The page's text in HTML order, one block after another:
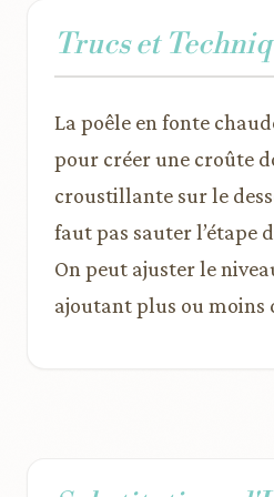
Trucs et
La poêle en fonte
pour créer une croûte
croustillante sur le
faut pas sauter l’étape
On peut ajuster le
ajoutant plus ou moins